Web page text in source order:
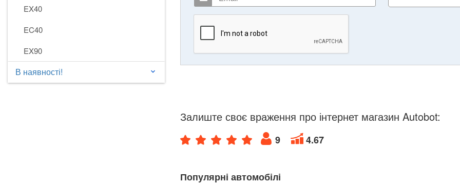
EX40
EC40
EX90
В наявності! keyboard_arrow_down
Залиште своє враження про інтернет магазин Autobot:
9 4.67
Популярні автомобілі